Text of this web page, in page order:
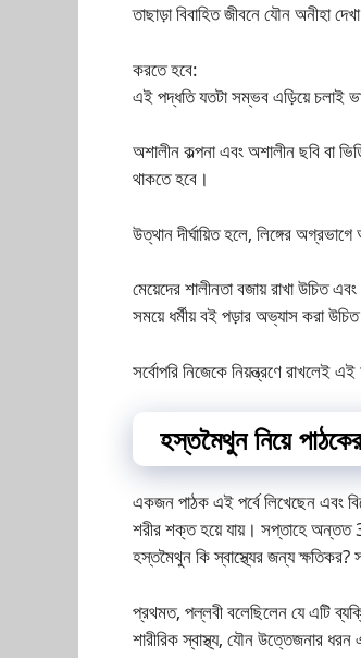
তাছাড়া বিবাহিত জীবনে যৌন অনীহা
করতে হবে:
এই পদ্ধতি যতটা সম্ভব এড়িয়ে চলাই
অশালীন কল্পনা এবং অশালীন ছবি বা
থাকতে হবে।
উত্থান দীর্ঘায়িত হলে, লিঙ্গের
মেয়েদের শালীনতা বজায় রাখা উচিত
সময়ে ধর্মীয় বই পড়ার অভ্যাস করা
সর্বোপরি নিজেকে নিয়ন্ত্রণে রাখলেই
হস্তমৈথুন নিয়ে
একজন পাঠক এই পর্বে লিখেছেন এবং
শরীর শক্ত হয়ে যায়। সপ্তাহে অন্তত
হস্তমৈথুন কি স্বাস্থ্যের জন্য ক্ষতিকর?
প্রথমত, পল্লবী বলেছিলেন যে এটি
শারীরিক স্বাস্থ্য, যৌন উত্তেজনার